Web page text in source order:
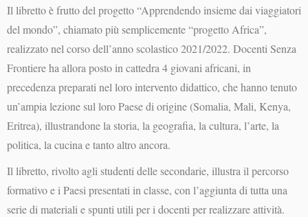
Il libretto è frutto del progetto “Apprendendo insieme dai viaggiatori
del mondo”, chiamato più semplicemente “progetto Africa”,
realizzato nel corso dell’anno scolastico 2021/2022. Docenti Senza
Frontiere ha allora posto in cattedra 4 giovani africani, in
precedenza preparati nel loro intervento didattico, che hanno tenuto
un’ampia lezione sul loro Paese di origine (Somalia, Mali, Kenya,
Eritrea), illustrandone la storia, la geografia, la cultura, l’arte, la
politica, la cucina e tanto altro ancora.
Il libretto, rivolto agli studenti delle secondarie, illustra il percorso
formativo e i Paesi presentati in classe, con l’aggiunta di tutta una
serie di materiali e spunti utili per i docenti per realizzare attività.